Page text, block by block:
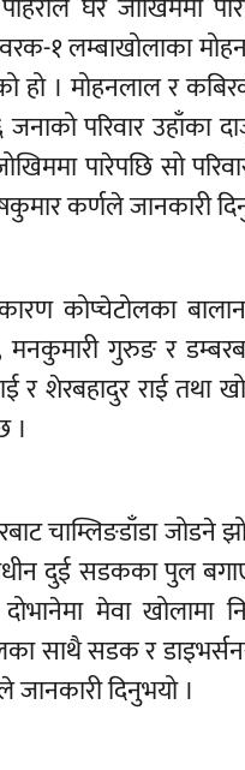
१ लम्बाखोलाका
हो । मोहनलाल र
जनाको परिवार
पारेपछि सो
कर्णले जानकारी
कारण कोप्चेटोलका
मनकुमारी गुरुङ र
र शेरबहादुर राई तथा
।
चाम्लिङडाँडा
दुई सडकका पुल
दोभानेमा मेवा
साथै सडक र
जानकारी दिनुभयो ।